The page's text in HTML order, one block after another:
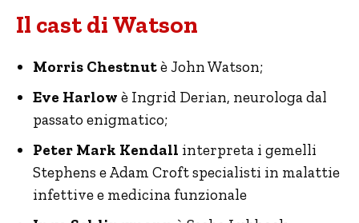
Il cast di Watson
Morris Chestnutè John Watson;
Eve Harlow è Ingrid Derian, neurologa dal
passato enigmatico;
Peter Mark Kendall interpreta i gemelli
Stephens e Adam Croft specialisti in malattie
infettive e medicina funzionale